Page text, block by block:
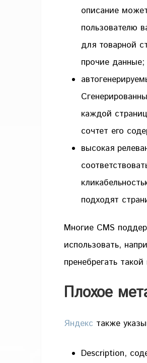
описание
пользователю
для товарной
прочие данные;
каждой
сочтет его
высокая
подходят
Многие CMS
использовать,
пренебрегать
Плохое
Яндекс также
Description,